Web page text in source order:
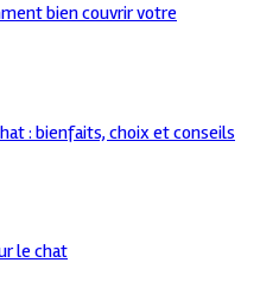
bien couvrir votre
: bienfaits, choix et conseils
le chat